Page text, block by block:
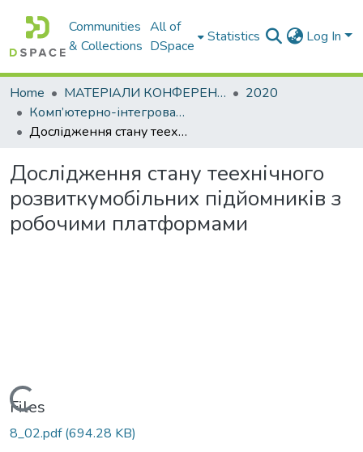
Communities
& Collections
All of
DSpace
Statistics Log In
Home МАТЕРІАЛИ КОНФЕРЕНЦІЙ
2020
Комп’ютерно-інтегровані технології автоматизації технологічних процесів на транспорті та у виробництві. Секція: Проблеми прийняття рішень у дорожньо-будівельній галузі
Дослідження стану теехнічного розвиткумобільних підйомників з робочими платформами
Дослідження стану теехнічного
розвиткумобільних підйомників з
робочими платформами
Loading...
Files
8_02.pdf(694.28 KB)